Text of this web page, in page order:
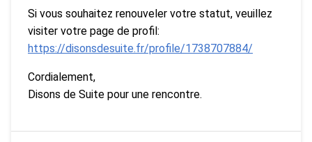
Si vous souhaitez renouveler votre statut, veuillez
visiter votre page de profil:
https://disonsdesuite.fr/profile/1738707884/
Cordialement,
Disons de Suite pour une rencontre.